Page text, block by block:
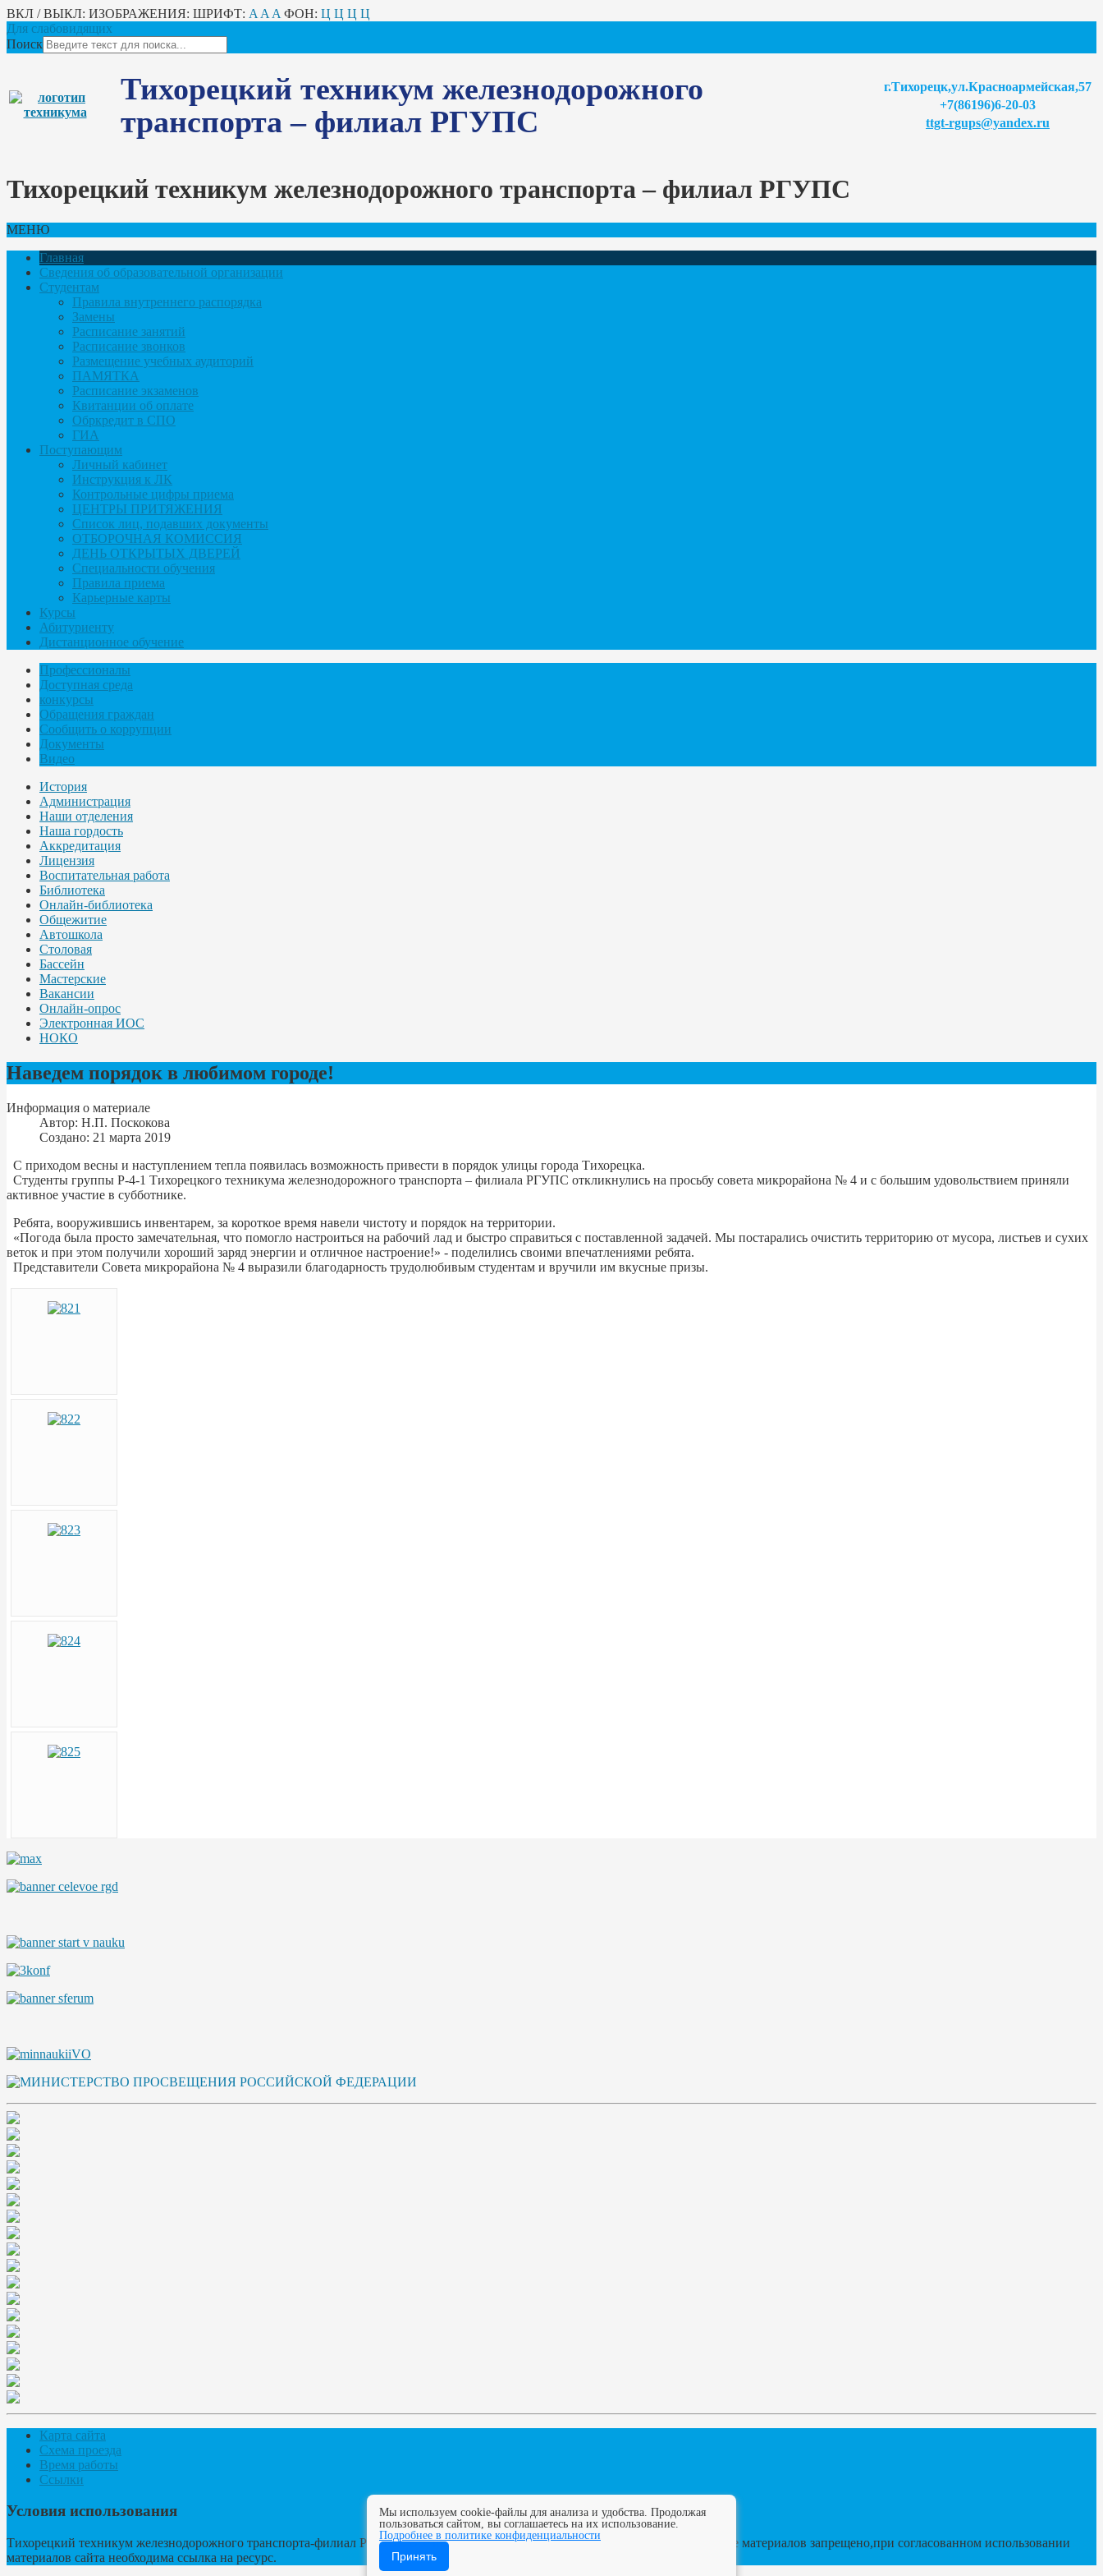
ВКЛ / ВЫКЛ: ИЗОБРАЖЕНИЯ: ШРИФТ: A A A ФОН: Ц Ц Ц Ц
Для слабовидящих
Поиск
Тихорецкий техникум железнодорожного
транспорта – филиал РГУПС
г.Тихорецк,ул.Красноармейская,57
+7(86196)6-20-03
ttgt-rgups@yandex.ru
Тихорецкий техникум железнодорожного транспорта – филиал РГУПС
МЕНЮ
Главная
Сведения об образовательной организации
Студентам
Правила внутреннего распорядка
Замены
Расписание занятий
Расписание звонков
Размещение учебных аудиторий
ПАМЯТКА
Расписание экзаменов
Квитанции об оплате
Обркредит в СПО
ГИА
Поступающим
Личный кабинет
Инструкция к ЛК
Контрольные цифры приема
ЦЕНТРЫ ПРИТЯЖЕНИЯ
Список лиц, подавших документы
ОТБОРОЧНАЯ КОМИССИЯ
ДЕНЬ ОТКРЫТЫХ ДВЕРЕЙ
Специальности обучения
Правила приема
Карьерные карты
Курсы
Абитуриенту
Дистанционное обучение
Профессионалы
Доступная среда
конкурсы
Обращения граждан
Сообщить о коррупции
Документы
Видео
История
Администрация
Наши отделения
Наша гордость
Аккредитация
Лицензия
Воспитательная работа
Библиотека
Онлайн-библиотека
Общежитие
Автошкола
Столовая
Бассейн
Мастерские
Вакансии
Онлайн-опрос
Электронная ИОС
НОКО
Наведем порядок в любимом городе!
Информация о материале
Автор: Н.П. Поскокова
Создано: 21 марта 2019
С приходом весны и наступлением тепла появилась возможность привести в порядок улицы города Тихорецка.
Студенты группы Р-4-1 Тихорецкого техникума железнодорожного транспорта – филиала РГУПС откликнулись на просьбу совета микрорайона № 4 и с большим удовольствием приняли
активное участие в субботнике.
Ребята, вооружившись инвентарем, за короткое время навели чистоту и порядок на территории.
«Погода была просто замечательная, что помогло настроиться на рабочий лад и быстро справиться с поставленной задачей. Мы постарались очистить территорию от мусора, листьев и сухих
веток и при этом получили хороший заряд энергии и отличное настроение!» - поделились своими впечатлениями ребята.
Представители Совета микрорайона № 4 выразили благодарность трудолюбивым студентам и вручили им вкусные призы.
Карта сайта
Схема проезда
Время работы
Ссылки
Условия использования
Тихорецкий техникум железнодорожного транспорта-филиал РГУПС. Все права защищены. Полное или частичное копирование материалов запрещено,при согласованном использовании
материалов сайта необходима ссылка на ресурс.
Мы используем cookie-файлы для анализа и удобства. Продолжая
пользоваться сайтом, вы соглашаетесь на их использование.
Подробнее в политике конфиденциальности
Принять